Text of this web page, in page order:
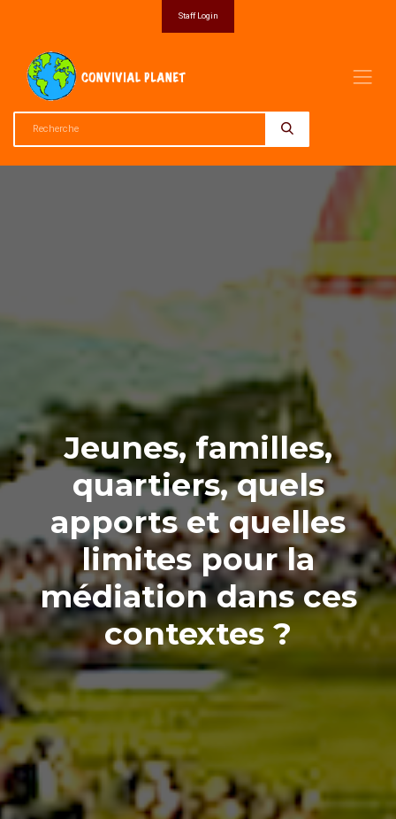
Staff Login
Jeunes, familles,
quartiers, quels
apports et quelles
limites pour la
médiation dans ces
contextes ?